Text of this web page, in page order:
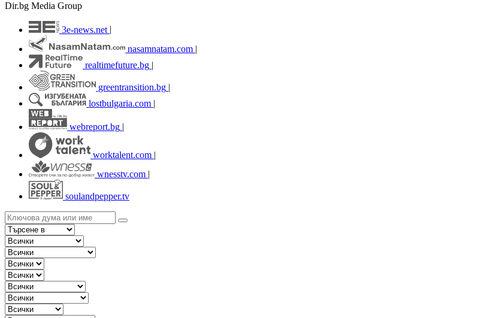
Dir.bg Media Group
3e-news.net
nasamnatam.com |
realtimefuture.bg |
greentransition.bg |
lostbulgaria.com |
webreport.bg |
worktalent.com |
wnesstv.com |
soulandpepper.tv